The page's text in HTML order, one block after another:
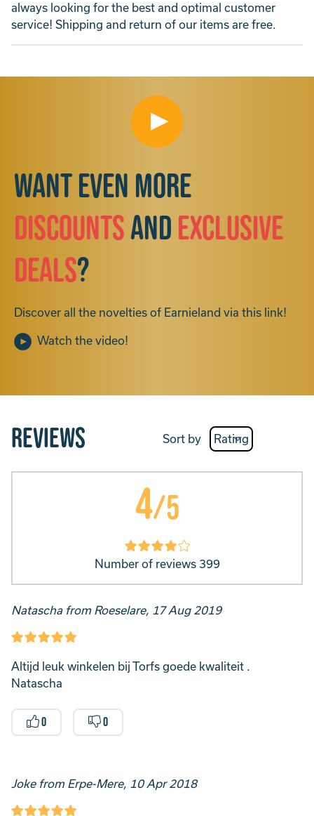
always looking for the best and optimal customer
service! Shipping and return of our items are free.
Want even more
discountsandexclusive
deals?
Discover all the novelties of Earnieland via this link!
Watch the video!
Reviews Sort by
4/5
Number of reviews 399
Natascha from Roeselare, 17 Aug 2019
Altijd leuk winkelen bij Torfs goede kwaliteit .
Natascha
0 0
Joke from Erpe-Mere, 10 Apr 2018